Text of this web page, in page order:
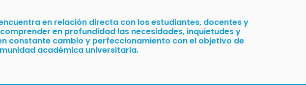
en relación directa con los estudiantes, docentes y
en profundidad las necesidades, inquietudes y
constante cambio y perfeccionamiento con el objetivo de
académica universitaria.